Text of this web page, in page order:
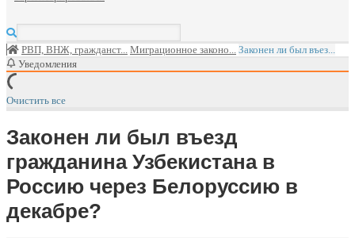
РВП, ВНЖ, гражданст... Миграционное законо... Законен ли был въез...
Уведомления
Очистить все
Законен ли был въезд
гражданина Узбекистана в
Россию через Белоруссию в
декабре?